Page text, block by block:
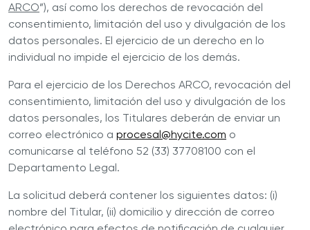
ARCO”), así como los derechos de revocación del
consentimiento, limitación del uso y divulgación de los
datos personales. El ejercicio de un derecho en lo
individual no impide el ejercicio de los demás.
Para el ejercicio de los Derechos ARCO, revocación del
consentimiento, limitación del uso y divulgación de los
datos personales, los Titulares deberán de enviar un
correo electrónico a procesal@hycite.com o
comunicarse al teléfono 52 (33) 37708100 con el
Departamento Legal.
La solicitud deberá contener los siguientes datos: (i)
nombre del Titular, (ii) domicilio y dirección de correo